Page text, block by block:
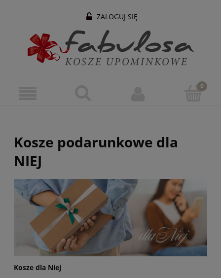
ZALOGUJ SIĘ
Kosze podarunkowe dla
NIEJ
Kosze dla Niej